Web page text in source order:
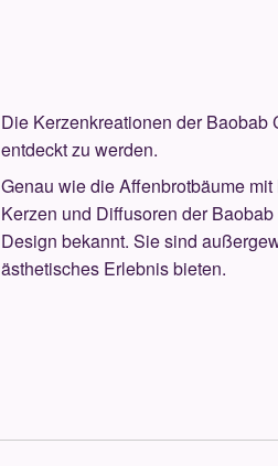
Die Kerzenkreationen der Baobab
entdeckt zu werden.
Genau wie die Affenbrotbäume
Kerzen und Diffusoren der
Design bekannt. Sie sind
ästhetisches Erlebnis bieten.